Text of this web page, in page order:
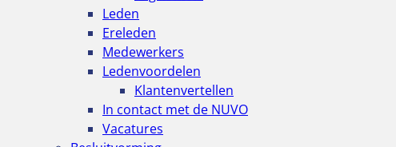
Leden
Ereleden
Medewerkers
Ledenvoordelen
Klantenvertellen
In contact met de NUVO
Vacatures